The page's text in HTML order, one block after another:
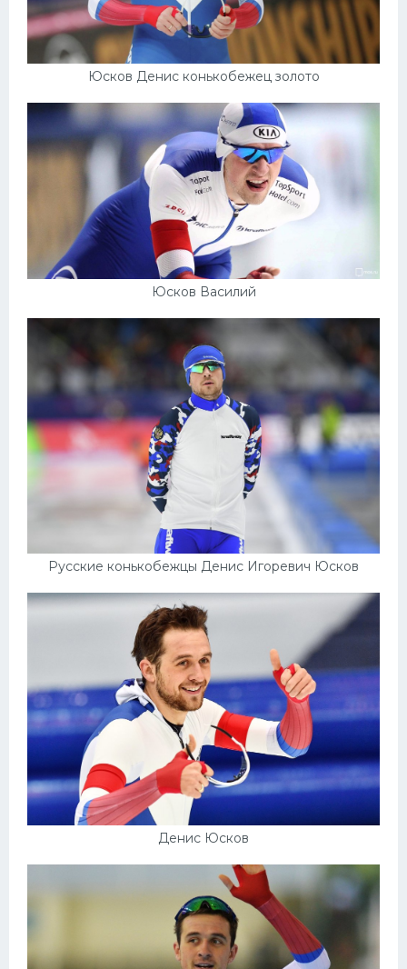
Юсков Денис конькобежец золото
Юсков Василий
Русские конькобежцы Денис Игоревич Юсков
Денис Юсков